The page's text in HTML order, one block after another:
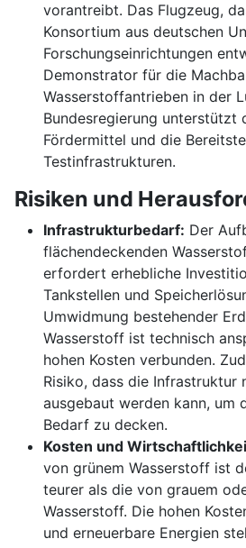
vorantreibt. Das Flugzeug,
Konsortium aus deutschen
Forschungseinrichtungen
Demonstrator für die
Wasserstoffantrieben in der
Bundesregierung unterstützt
Fördermittel und die
Testinfrastrukturen.
Risiken und
Infrastrukturbedarf: Der
flächendeckenden
erfordert erhebliche
Tankstellen und
Umwidmung bestehender
Wasserstoff ist technisch
hohen Kosten verbunden.
Risiko, dass die Infrastruktur
ausgebaut werden kann, um
Bedarf zu decken.
Kosten und
von grünem Wasserstoff ist
teurer als die von grauem
Wasserstoff. Die hohen
und erneuerbare Energien